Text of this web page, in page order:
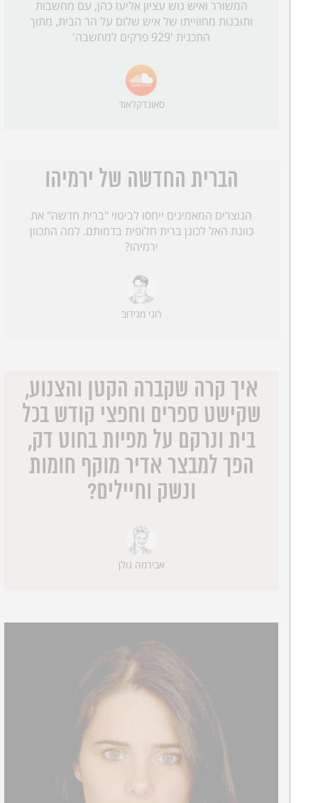
המשורר ואיש גוש עציון אליעז כהן, עם מחשבות
ותובנות מחווייתו של איש שלום על הר הבית, מתוך
התכנית '929 פרקים למחשבה'
סאונדקלאוד
הברית החדשה של ירמיהו
הנוצרים המאמינים ייחסו לביטוי "ברית חדשה" את
כוונת האל לכונן ברית חלופית בדמותם. למה התכוון
ירמיהו?
רוני מגידוב
איך קרה שקברה הקטן והצנוע,
שקישט ספרים וחפצי קודש בכל
בית ונרקם על מפיות בחוט דק,
הפך למבצר אדיר מוקף חומות
ונשק וחיילים?
אבירמה גולן